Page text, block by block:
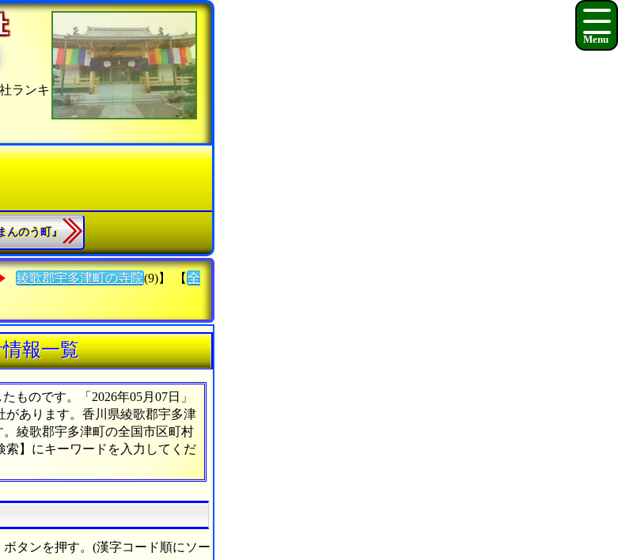
ランキ
んのう町』
綾歌郡宇多津町の寺院(9)】 【 全
報一覧
ものです。「2026年05月07日」
があります。香川県綾歌郡宇多津
綾歌郡宇多津町の全国市区町村
索】にキーワードを入力してくだ
タンを押す。(漢字コード順にソー